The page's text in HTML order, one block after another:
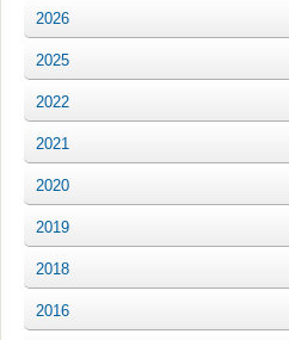
2026
2025
2022
2021
2020
2019
2018
2016